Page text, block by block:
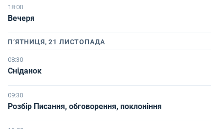
18:00
Вечеря
ПʼЯТНИЦЯ, 21 ЛИСТОПАДА
08:30
Сніданок
09:30
Розбір Писання, обговорення, поклоніння